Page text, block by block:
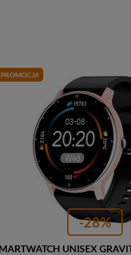
PROMOCJA
-28%